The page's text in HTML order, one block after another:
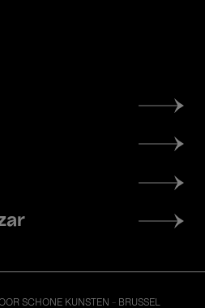
SCHONE KUNSTEN - BRUSSEL